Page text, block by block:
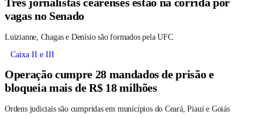
vagas no Senado
Luizianne, Chagas e Denísio são formados pela UFC
Caixa II e III
Operação cumpre 28 mandados de prisão e
bloqueia mais de R$ 18 milhões
Ordens judiciais são cumpridas em municípios do Ceará, Piauí e Goiás